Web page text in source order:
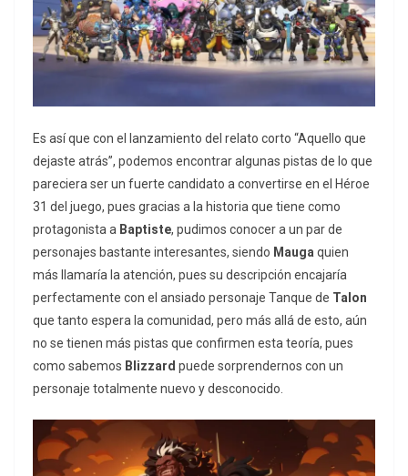
Es así que con el lanzamiento del relato corto “Aquello que
dejaste atrás”, podemos encontrar algunas pistas de lo que
pareciera ser un fuerte candidato a convertirse en el Héroe
31 del juego, pues gracias a la historia que tiene como
protagonista a Baptiste, pudimos conocer a un par de
personajes bastante interesantes, siendo Mauga quien
más llamaría la atención, pues su descripción encajaría
perfectamente con el ansiado personaje Tanque de Talon
que tanto espera la comunidad, pero más allá de esto, aún
no se tienen más pistas que confirmen esta teoría, pues
como sabemos Blizzard puede sorprendernos con un
personaje totalmente nuevo y desconocido.